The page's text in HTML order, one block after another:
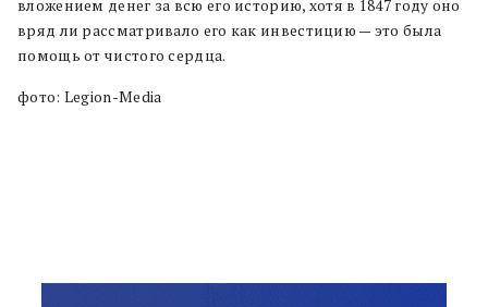
вложением денег за всю его историю, хотя в 1847 году оно
вряд ли рассматривало его как инвестицию — это была
помощь от чистого сердца.
фото: Legion-Media